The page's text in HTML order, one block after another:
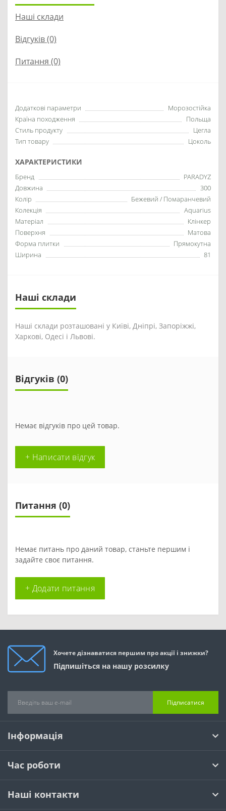
Наші склади
Відгуків (0)
Питання (0)
Додаткові параметри
Морозостійка
Країна походження
Польща
Стиль продукту
Цегла
Тип товару
Цоколь
ХАРАКТЕРИСТИКИ
Бренд
PARADYZ
Довжина
300
Колір
Бежевий / Помаранчевий
Колекція
Aquarius
Матеріал
Клінкер
Поверхня
Матова
Форма плитки
Прямокутна
Ширина
81
Наші склади
Наші склади розташовані у Київі, Дніпрі, Запоріжжі,
Харкові, Одесі і Львові.
Відгуків (0)
Немає відгуків про цей товар.
+ Написати відгук
Питання (0)
Немає питань про даний товар, станьте першим і
задайте своє питання.
+ Додати питання
Хочете дізнаватися першим про акції і знижки?
Підпишіться на нашу розсилку
Підписатися
Інформація
Час роботи
Наші контакти